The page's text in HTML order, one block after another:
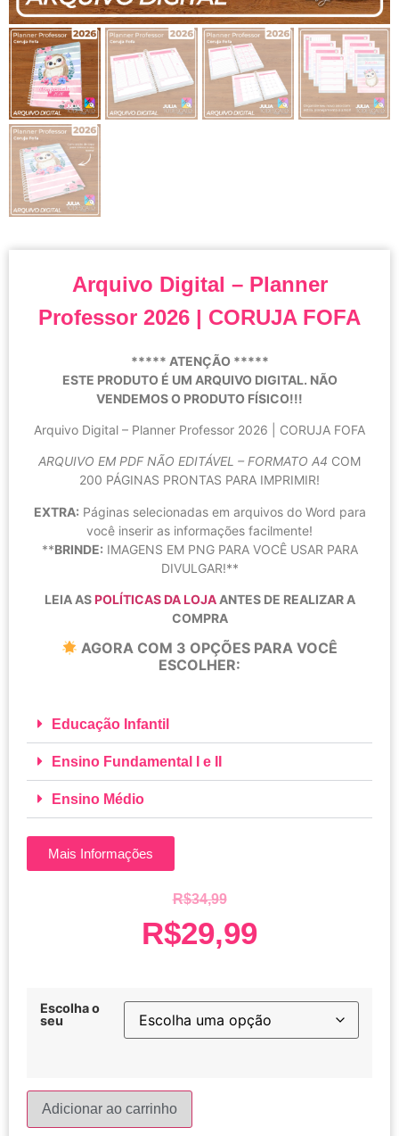
Arquivo Digital – Planner
Professor 2026 | CORUJA FOFA
***** ATENÇÃO *****
ESTE PRODUTO É UM ARQUIVO DIGITAL. NÃO
VENDEMOS O PRODUTO FÍSICO!!!
Arquivo Digital – Planner Professor 2026 | CORUJA FOFA
ARQUIVO EM PDF NÃO EDITÁVEL – FORMATO A4 COM
200 PÁGINAS PRONTAS PARA IMPRIMIR!
EXTRA: Páginas selecionadas em arquivos do Word para
você inserir as informações facilmente!
**BRINDE: IMAGENS EM PNG PARA VOCÊ USAR PARA
DIVULGAR!**
LEIA ASPOLÍTICAS DA LOJAANTES DE REALIZAR A
COMPRA
AGORA COM 3 OPÇÕES PARA VOCÊ
ESCOLHER:
Educação Infantil
Ensino Fundamental I e II
Ensino Médio
Mais Informações
R$34,99
R$29,99
Escolha o
seu
Adicionar ao carrinho